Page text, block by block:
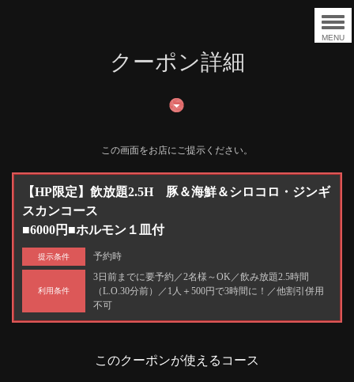
MENU
クーポン詳細
この画面をお店にご提示ください。
【HP限定】飲放題2.5H 豚＆海鮮＆シロコロ・ジンギ
スカンコース
■6000円■ホルモン１皿付
提示条件 予約時
利用条件
3日前までに要予約／2名様～OK／飲み放題2.5時間
（L.O.30分前）／1人＋500円で3時間に！／他割引併用
不可
このクーポンが使えるコース